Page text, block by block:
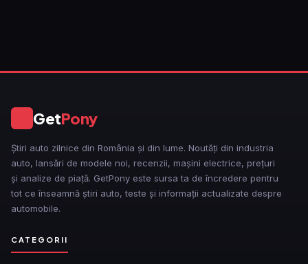
GetPony
Știri auto zilnice din România și din lume. Noutăți din industria
auto, lansări de modele noi, recenzii, mașini electrice, prețuri
și analize de piață. GetPony este sursa ta de încredere pentru
tot ce înseamnă știri auto, teste și informații actualizate despre
automobile.
CATEGORII